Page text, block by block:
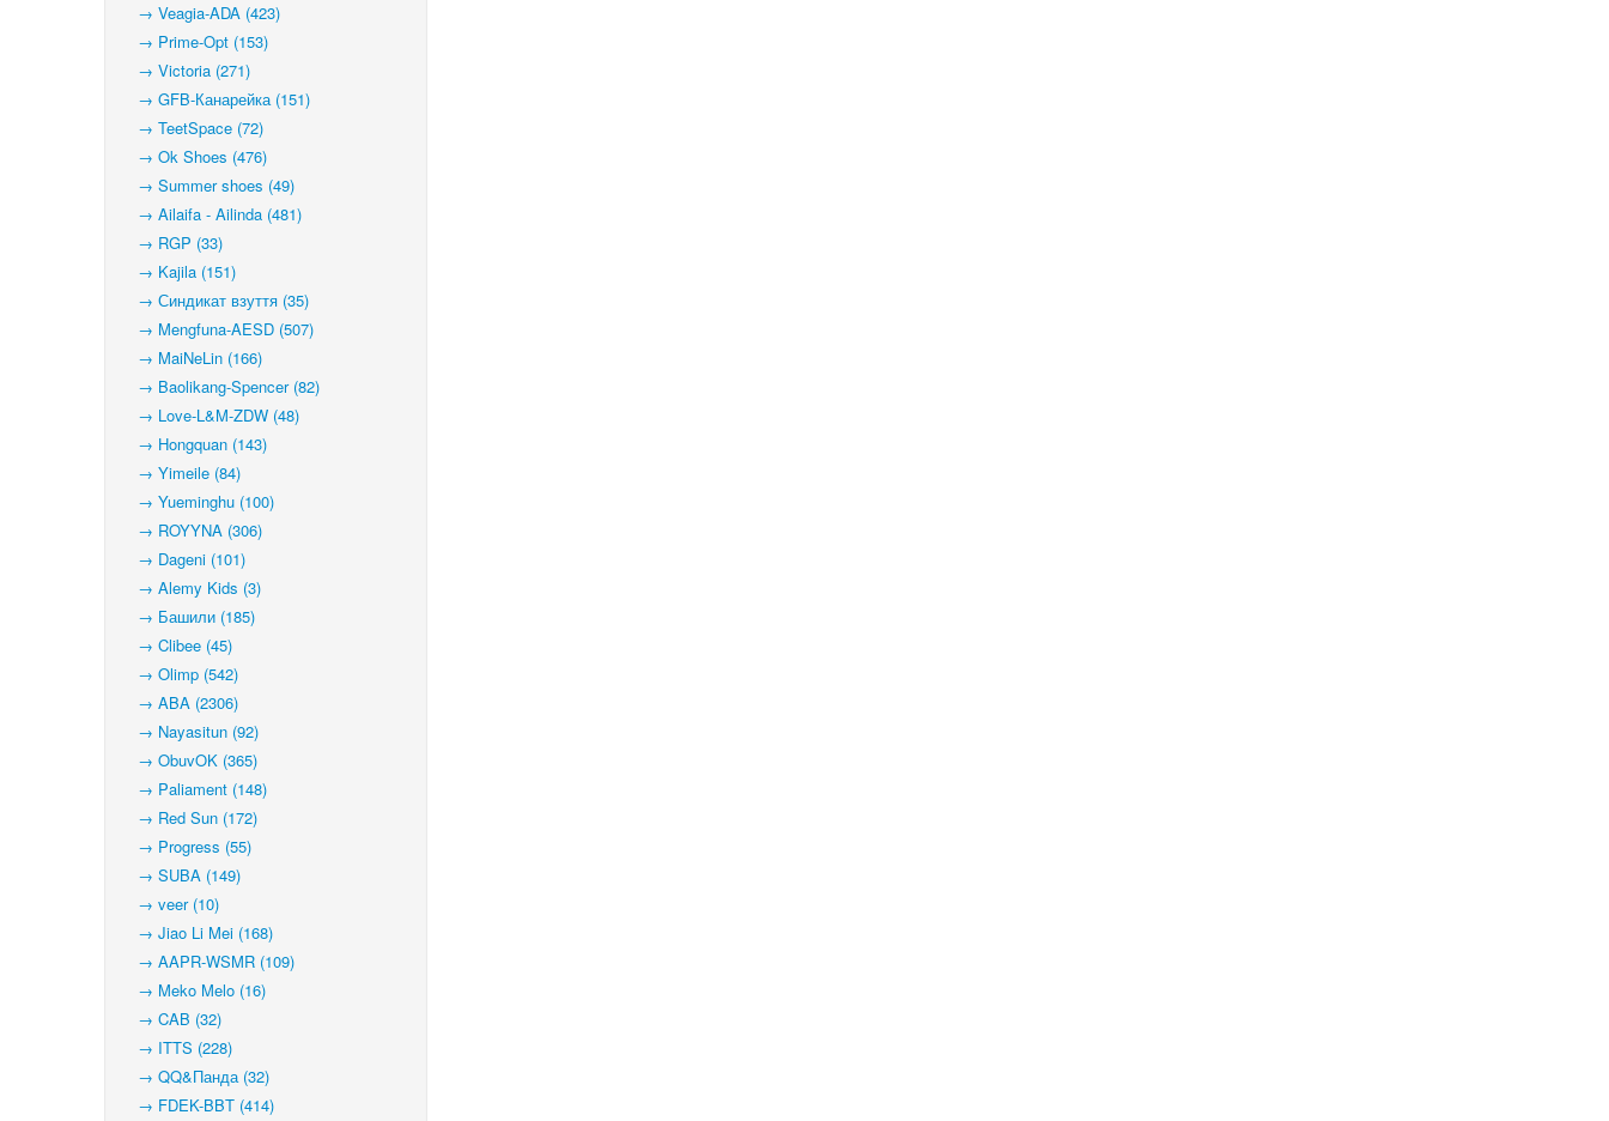
→ Veagia-ADA (423)
→ Prime-Opt (153)
→ Victoria (271)
→ GFB-Канарейка (151)
→ TeetSpace (72)
→ Ok Shoes (476)
→ Summer shoes (49)
→ Ailaifa - Ailinda (481)
→ RGP (33)
→ Kajila (151)
→ Синдикат взуття (35)
→ Mengfuna-AESD (507)
→ MaiNeLin (166)
→ Baolikang-Spencer (82)
→ Love-L&M-ZDW (48)
→ Hongquan (143)
→ Yimeile (84)
→ Yueminghu (100)
→ ROYYNA (306)
→ Dageni (101)
→ Alemy Kids (3)
→ Башили (185)
→ Clibee (45)
→ Olimp (542)
→ ABA (2306)
→ Nayasitun (92)
→ ObuvOK (365)
→ Paliament (148)
→ Red Sun (172)
→ Progress (55)
→ SUBA (149)
→ veer (10)
→ Jiao Li Mei (168)
→ AAPR-WSMR (109)
→ Meko Melo (16)
→ CAB (32)
→ ITTS (228)
→ QQ&Панда (32)
→ FDEK-BBT (414)